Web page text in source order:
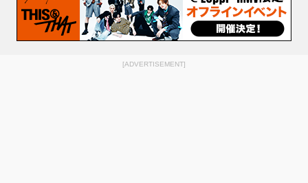
[ADVERTISEMENT]